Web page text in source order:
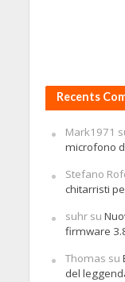
Recents
Mark1971
microfono
Stefano
chitarristi
suhrsu
firmware
Thomas su
del